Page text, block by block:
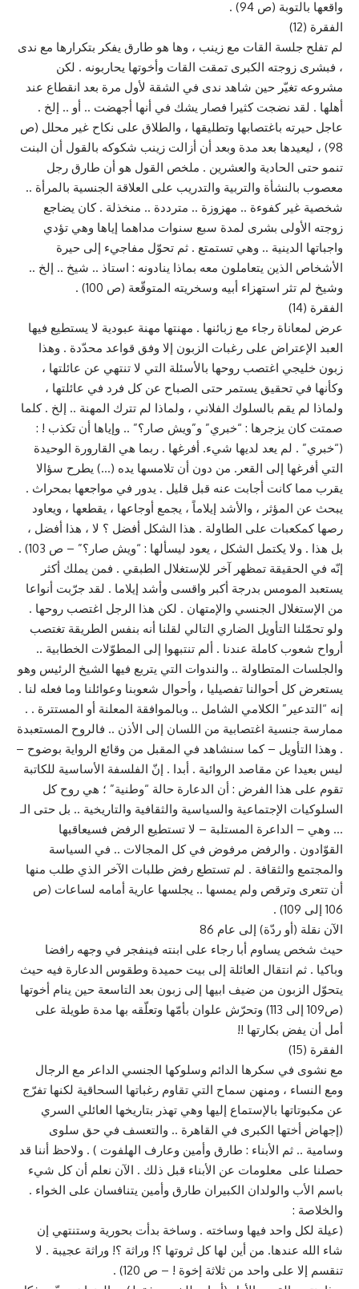
واقعها بالتوبة (ص 94) .
الفقرة (12)
لم تفلح جلسة القات مع زينب ، وها هو طارق يفكر بتكرارها مع ندى
، فبشرى زوجته الكبرى تمقت القات وأخوتها يحاربونه . لكن
مشروعه تغيّر حين شاهد ندى في الشقة لأول مرة بعد انقطاع عند
أهلها . لقد نضجت كثيرا فصار يشك في أنها أجهضت .. أو .. إلخ .
عاجل حيرته باغتصابها وتطليقها ، والطلاق على نكاح غير محلل (ص
98) ، ليعيدها بعد مدة وبعد أن أزالت زينب شكوكه بالقول أن البنت
تنمو حتى الحادية والعشرين . ملخص القول هو أن طارق رجل
معصوب بالنشأة والتربية والتدريب على العلاقة الجنسية بالمرأة ..
شخصية غير كفوءة .. مهزوزة .. مترددة .. منخذلة . كان يضاجع
زوجته الأولى بشرى لمدة سبع سنوات مداهما إياها وهي تؤدي
واجباتها الدينية .. وهي تستمتع . ثم تحوّل مفاجيء إلى حيرة
الأشخاص الذين يتعاملون معه بماذا ينادونه : استاذ .. شيخ .. إلخ ..
وشيخ لم تثر استهزاء أبيه وسخريته المتوقّعة (ص 100) .
الفقرة (14)
عرض لمعاناة رجاء مع زبائنها . مهنتها مهنة عبودية لا يستطيع فيها
العبد الإعتراض على رغبات الزبون إلا وفق قواعد محدّدة . وهذا
زبون خليجي اغتصب روحها بالأسئلة التي لا تنتهي عن عائلتها ،
وكأنها في تحقيق يستمر حتى الصباح عن كل فرد في عائلتها ،
ولماذا لم يقم بالسلوك الفلاني ، ولماذا لم تترك المهنة .. إلخ . كلما
صمتت كان يزجرها : “خبري” و”ويش صار؟” .. وإياها أن تكذب ! :
(“خبري” . لم يعد لديها شيء. أفرغها . ربما هي القارورة الوحيدة
التي أفرغها إلى القعر. من دون أن تلامسها يده (…) يطرح سؤالا
يقرب مما كانت أجابت عنه قبل قليل . يدور في مواجعها بمحراث .
يبحث عن المؤثر ، والأشد إيلاماً ، يجمع أوجاعها ، يقطعها ، ويعاود
رصها كمكعبات على الطاولة . هذا الشكل أفضل ؟ لا ، هذا أفضل ،
بل هذا . ولا يكتمل الشكل ، يعود ليسألها : “ويش صار؟” – ص 103) .
إنّه في الحقيقة تمظهر آخر للإستغلال الطبقي . فمن يملك أكثر
يستعبد المومس بدرجة أكبر واقسى وأشد إيلاما . لقد جرّبت أنواعا
من الإستغلال الجنسي والإمتهان . لكن هذا الرجل اغتصب روحها .
ولو تحمّلنا التأويل الضاري التالي لقلنا أنه بنفس الطريقة تغتصب
أرواح شعوب كاملة عندنا . ألم تنتبهوا إلى المطوّلات الخطابية ..
والجلسات المتطاولة .. والندوات التي يتربع فيها الشيخ الرئيس وهو
يستعرض كل أحوالنا تفصيليا ، وأحوال شعوبنا وعوائلنا وما فعله لنا .
إنه “التدعير” الكلامي الشامل .. وبالموافقة المعلنة أو المستترة . .
ممارسة جنسية اغتصابية من اللسان إلى الأذن .. فالروح المستعبدة
. وهذا التأويل – كما سنشاهد في المقبل من وقائع الرواية بوضوح –
ليس بعيدا عن مقاصد الروائية . أبدا . إنّ الفلسفة الأساسية للكاتبة
تقوم على هذا الفرض : أن الدعارة حالة “وطنية” ؛ هي روح كل
السلوكيات الإجتماعية والسياسية والثقافية والتاريخية .. بل حتى الـ
… وهي – الداعرة المستلبة – لا تستطيع الرفض فسيعاقبها
القوّادون . والرفض مرفوض في كل المجالات .. في السياسة
والمجتمع والثقافة . لم تستطع رفض طلبات الآخر الذي طلب منها
أن تتعرى وترقص ولم يمسها .. يجلسها عارية أمامه لساعات (ص
106 إلى 109) .
الآن نقلة (أو ردّة) إلى عام 86
حيث شخص يساوم أبا رجاء على ابنته فينفجر في وجهه رافضا
وباكيا . ثم انتقال العائلة إلى بيت حميدة وطقوس الدعارة فيه حيث
يتحوّل الزبون من ضيف ابيها إلى زبون بعد التاسعة حين ينام أخوتها
(ص109 إلى 113) وتحرّش علوان بأمّها وتعلّقه بها مدة طويلة على
أمل أن يفض بكارتها !!
الفقرة (15)
مع نشوى في سكرها الدائم وسلوكها الجنسي الداعر مع الرجال
ومع النساء ، ومنهن سماح التي تقاوم رغباتها السحاقية لكنها تفرّج
عن مكبوتاتها بالإستماع إليها وهي تهذر بتاريخها العائلي السري
(إجهاض أختها الكبرى في القاهرة .. والتعسف في حق سلوى
وسامية .. ثم الأبناء : طارق وأمين وعارف الهلفوت ) . ولاحظ أننا قد
حصلنا على معلومات عن الأبناء قبل ذلك . الآن نعلم أن كل شيء
باسم الأب والولدان الكبيران طارق وأمين يتنافسان على الخواء .
والخلاصة :
(عيلة لكل واحد فيها وساخته . وساخة بدأت بحورية وستنتهي إن
شاء الله عندها. من أين لها كل ثروتها ؟! وراثة ؟! وراثة عجيبة . لا
تنقسم إلا على واحد من ثلاثة إخوة ! – ص 120) .